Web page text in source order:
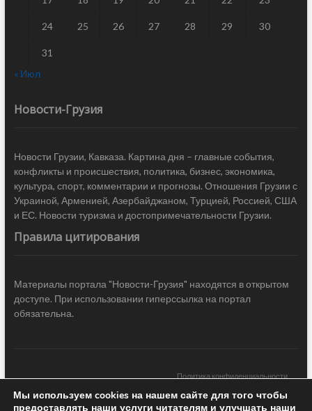
24 25 26 27 28 29 30
31
« Июл
Новости-Грузия
Новости Грузии, Кавказа. Картина дня – главные события,
конфликты и происшествия, политика, бизнес, экономика,
культура, спорт, комментарии и прогнозы. Отношения Грузии с
Украиной, Арменией, Азербайджаном, Турцией, Россией, США
и ЕС. Новости туризма и достопримечательности Грузии.
Правила цитирования
Материалы портала "Новости-Грузия" находятся в открытом
доступе. При использовании гиперссылка на портал
обязательна.
Политика конфиденциальности
Новости Грузии| Black Sea Press LTD © 2020 All Rights Reserved /
Мы используем cookies на нашем сайте для того чтобы
предоставлять наши услуги читателям и улучшать наши